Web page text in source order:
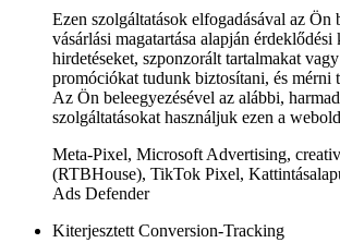
Ezen szolgáltatások elfogadásával az Ön
vásárlási magatartása alapján érdeklődési
hirdetéseket, szponzorált tartalmakat
promóciókat tudunk biztosítani, és mérni
Az Ön beleegyezésével az alábbi,
szolgáltatásokat használjuk ezen a
Meta-Pixel, Microsoft Advertising,
(RTBHouse), TikTok Pixel,
Ads Defender
Kiterjesztett Conversion-Tracking